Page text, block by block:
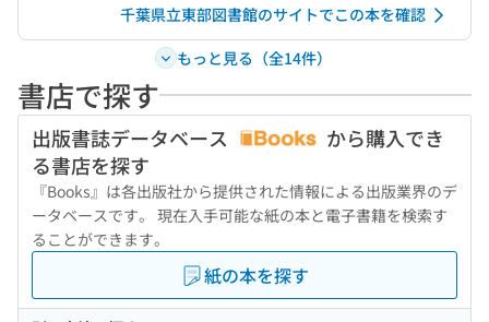
千葉県立東部図書館のサイトでこの本を確認
もっと見る（全14件）
書店で探す
出版書誌データベース
から購入でき
る書店を探す
『Books』は各出版社から提供された情報による出版業界のデ
ータベースです。 現在入手可能な紙の本と電子書籍を検索す
ることができます。
紙の本を探す